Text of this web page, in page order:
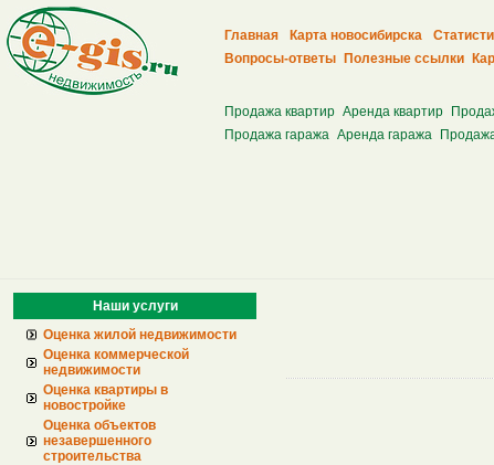
Главная
Карта новосибирска
Вопросы-ответы
Полезные ссылки
Продажа квартир Аренда квартир
Продажа гаража Аренда гаража
Наши услуги
Оценка жилой недвижимости
Оценка коммерческой
недвижимости
Оценка квартиры в
новостройке
Оценка объектов
незавершенного
строительства